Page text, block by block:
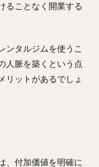
ることなく開業する
ンタルジムを使うこ
人脈を築くという点
リットがあるでしょ
、付加価値を明確に